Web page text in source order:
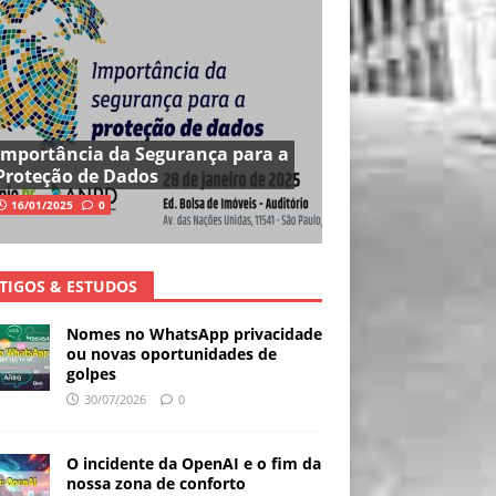
da Segurança para a
de Dados
16/01/2025 0
& ESTUDOS
Nomes no WhatsApp privacidade
ou novas oportunidades de
golpes
30/07/2026 0
O incidente da OpenAI e o fim da
nossa zona de conforto